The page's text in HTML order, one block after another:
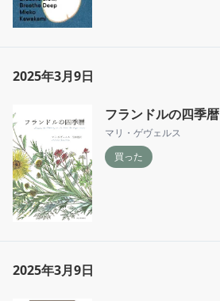
2025年3月9日
フランドルの四季暦
マリ・ゲヴェルス
買った
2025年3月9日